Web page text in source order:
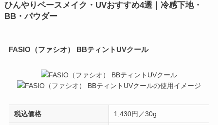
ひんやりベースメイク・UVおすすめ4選｜冷感下地・
BB・パウダー
FASIO（ファシオ） BBティントUVクール
税込価格 1,430円／30g